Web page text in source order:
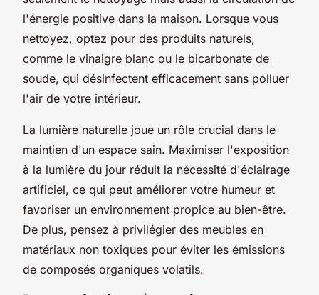
l'énergie positive dans la maison. Lorsque vous
nettoyez, optez pour des produits naturels,
comme le vinaigre blanc ou le bicarbonate de
soude, qui désinfectent efficacement sans polluer
l'air de votre intérieur.
La lumière naturelle joue un rôle crucial dans le
maintien d'un espace sain. Maximiser l'exposition
à la lumière du jour réduit la nécessité d'éclairage
artificiel, ce qui peut améliorer votre humeur et
favoriser un environnement propice au bien-être.
De plus, pensez à privilégier des meubles en
matériaux non toxiques pour éviter les émissions
de composés organiques volatils.